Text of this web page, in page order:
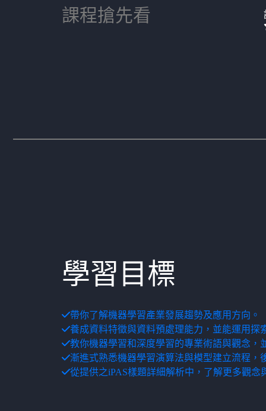
課程搶先看
學習目標
帶你了解機器學習產業發展趨勢及應用方向。
養成資料特徵與資料預處理能力，並能運用探
教你機器學習和深度學習的專業術語與觀念，
漸進式熟悉機器學習演算法與模型建立流程，
從提供之iPAS樣題詳細解析中，了解更多觀念